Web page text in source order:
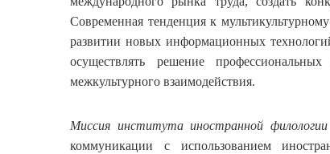
Современная тенденция к
развитии новых информационных
осуществлять решение
межкультурного взаимодействия.
Миссия института иностранной филологии
коммуникации с использованием